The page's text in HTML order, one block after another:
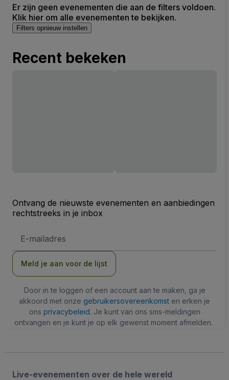
Er zijn geen evenementen die aan de filters voldoen.
Klik hier om alle evenementen te bekijken.
Filters opnieuw instellen
Recent bekeken
Ontvang de nieuwste evenementen en aanbiedingen
rechtstreeks in je inbox
mailadres
Meld je aan voor de lijst
Door in te loggen of een account aan te maken, ga je
akkoord met onze gebruikersovereenkomst en erken je
ons privacybeleid. Je kunt van ons sms-meldingen
ontvangen en je kunt je op elk gewenst moment afmelden.
Live-evenementen over de hele wereld